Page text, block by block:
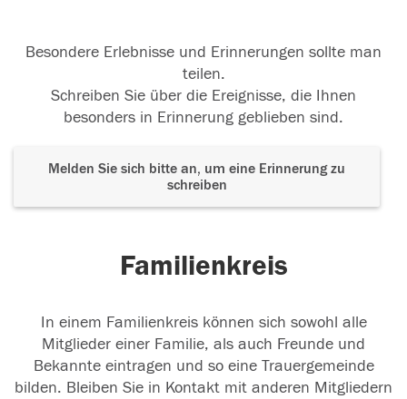
Besondere Erlebnisse und Erinnerungen sollte man
teilen.
Schreiben Sie über die Ereignisse, die Ihnen
besonders in Erinnerung geblieben sind.
Melden Sie sich bitte an, um eine Erinnerung zu
schreiben
Familienkreis
In einem Familienkreis können sich sowohl alle
Mitglieder einer Familie, als auch Freunde und
Bekannte eintragen und so eine Trauergemeinde
bilden. Bleiben Sie in Kontakt mit anderen Mitgliedern